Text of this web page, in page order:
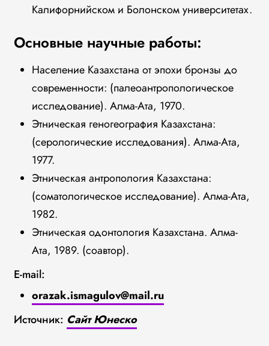
Калифорнийском и Болонском университетах.
Основные научные работы:
Население Казахстана от эпохи бронзы до
современности: (палеоантропологическое
исследование). Алма-Ата, 1970.
Этническая геногеография Казахстана:
(серологические исследования). Алма-Ата,
1977.
Этническая антропология Казахстана:
(соматологическое исследование). Алма-Ата,
1982.
Этническая одонтология Казахстана. Алма-
Ата, 1989. (соавтор).
E-mail:
orazak.ismagulov@mail.ru
Источник: Сайт Юнеско